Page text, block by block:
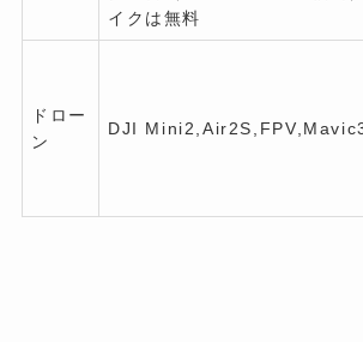
イクは無料
ドロー
ン
DJI